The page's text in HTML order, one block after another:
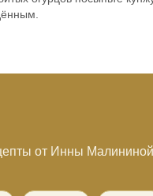
от Инны Малининой